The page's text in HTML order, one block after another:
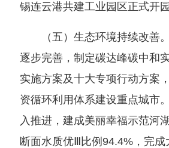
锡连云港共建工业园区正式开园
（五）生态环境持续改善。
逐步完善，制定碳达峰碳中和
实施方案及十大专项行动方案
资循环利用体系建设重点城市
入推进，建成美丽幸福示范河
断面水质优Ⅲ比例94.4%，完